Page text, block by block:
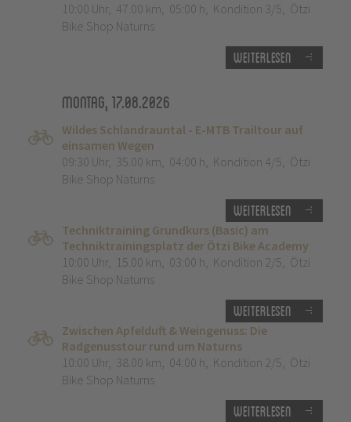
10:00 Uhr, 47.00 km, 05:00 h, Kondition 3/5, Ötzi
Bike Shop Naturns
Weiterlesen
Montag, 17.08.2026
Wildes Schlandrauntal - E-MTB Trailtour auf
einsamen Wegen
09:30 Uhr, 35.00 km, 04:00 h, Kondition 4/5, Ötzi
Bike Shop Naturns
Weiterlesen
Techniktraining Grundkurs (Basic) am
Techniktrainingsplatz der Ötzi Bike Academy
10:00 Uhr, 15.00 km, 03:00 h, Kondition 2/5, Ötzi
Bike Shop Naturns
Weiterlesen
Zwischen Apfelduft & Weingenuss: Die
Radgenusstour rund um Naturns
10:00 Uhr, 38.00 km, 04:00 h, Kondition 2/5, Ötzi
Bike Shop Naturns
Weiterlesen